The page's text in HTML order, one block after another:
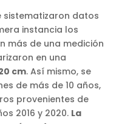
sistematizaron datos
instancia los
más de una medición
en una
cm. Así mismo, se
de más de 10 años,
provenientes de
2016 y 2020. La